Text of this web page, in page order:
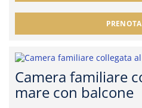
Camera familiare
mare con balcone